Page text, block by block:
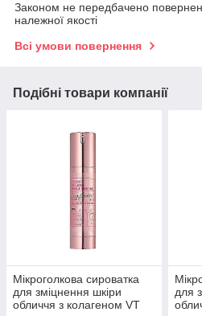
Законом не передбачено
належної якості
Всі умови повернення
Подібні товари компанії
Мікроголкова сироватка
для зміцнення шкіри
обличчя з колагеном VT
для